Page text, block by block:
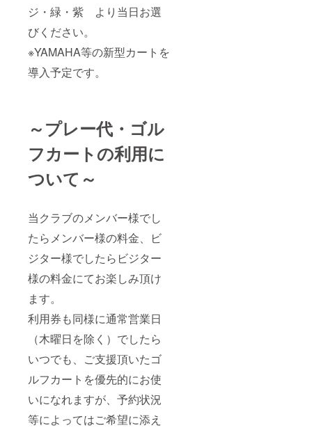
ジ・緑・紫 より当日お選
びください。
※YAMAHA等の新型カートを
導入予定です。
～プレー代・ゴル
フカートの利用に
ついて～
当クラブのメンバー様でし
たらメンバー様の料金、ビ
ジター様でしたらビジター
様の料金にてお楽しみ頂け
ます。
利用券も同様に通常営業日
（木曜日を除く）でしたら
いつでも、ご支援頂いたゴ
ルフカートを優先的にお使
いになれますが、予約状況
等によってはご希望に添え